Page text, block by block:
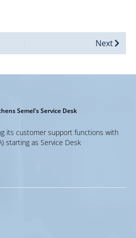
Next
Semel's Service Desk
its customer support functions with
starting as Service Desk